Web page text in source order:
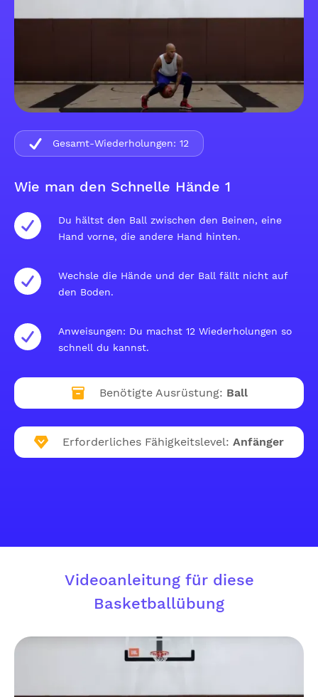
Wie man den Schnelle Hände 1
Du hältst den Ball zwischen den Beinen, eine
Hand vorne, die andere Hand hinten.
Wechsle die Hände und der Ball fällt nicht auf
den Boden.
Anweisungen: Du machst 12 Wiederholungen so
schnell du kannst.
Benötigte Ausrüstung: Ball
Erforderliches Fähigkeitslevel: Anfänger
Gesamt-Wiederholungen: 12
Videoanleitung für diese
Basketballübung